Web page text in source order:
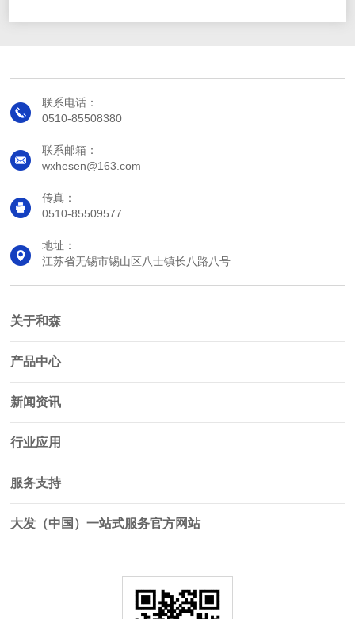
联系电话：
0510-85508380
联系邮箱：
wxhesen@163.com
传真：
0510-85509577
地址：
江苏省无锡市锡山区八士镇长八路八号
关于和森
产品中心
新闻资讯
行业应用
服务支持
大发（中国）一站式服务官方网站